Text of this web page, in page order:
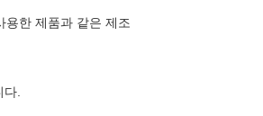
용한 제품과 같은 제조
.